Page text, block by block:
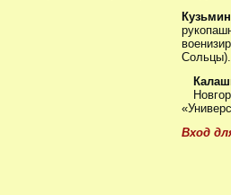
Вход